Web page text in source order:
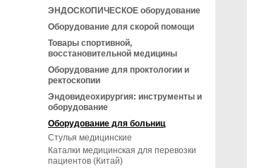
ЭНДОСКОПИЧЕСКОЕ оборудование
Оборудование для скорой помощи
Товары спортивной,
восстановительной медицины
Оборудование для проктологии и
ректоскопии
Эндовидеохирургия: инструменты и
оборудование
Оборудование для больниц
Стулья медицинские
Каталки медицинская для перевозки
пациентов (Китай)